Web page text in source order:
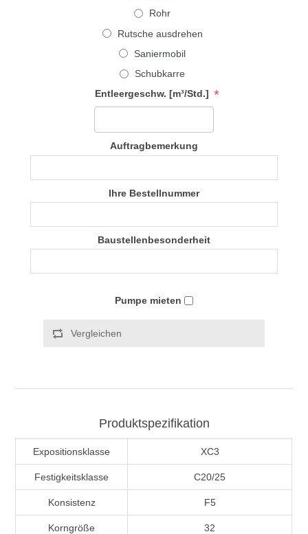
Rohr
Rutsche ausdrehen
Saniermobil
Schubkarre
Entleergeschw. [m³/Std.] *
Auftragbemerkung
Ihre Bestellnummer
Baustellenbesonderheit
Pumpe mieten
Vergleichen
Produktspezifikation
Expositionsklasse XC3
Festigkeitsklasse C20/25
Konsistenz F5
Korngröße 32